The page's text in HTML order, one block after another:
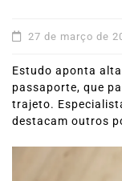
27 de março de
Estudo aponta
passaporte, que
trajeto.
destacam outros